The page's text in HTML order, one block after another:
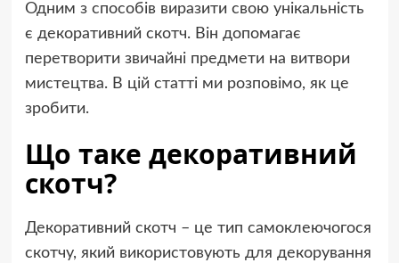
Одним з способів виразити свою унікальність
є декоративний скотч. Він допомагає
перетворити звичайні предмети на витвори
мистецтва. В цій статті ми розповімо, як це
зробити.
Що таке декоративний
скотч?
Декоративний скотч – це тип самоклеючогося
скотчу, який використовують для декорування